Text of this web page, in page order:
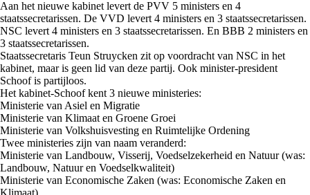
Aan het nieuwe kabinet levert de PVV 5 ministers en 4
staatssecretarissen. De VVD levert 4 ministers en 3 staatssecretarissen.
NSC levert 4 ministers en 3 staatssecretarissen. En BBB 2 ministers en
3 staatssecretarissen.
Staatssecretaris Teun Struycken zit op voordracht van NSC in het
kabinet, maar is geen lid van deze partij. Ook minister-president
Schoof is partijloos.
Het kabinet-Schoof kent 3 nieuwe ministeries:
Ministerie van Asiel en Migratie
Ministerie van Klimaat en Groene Groei
Ministerie van Volkshuisvesting en Ruimtelijke Ordening
Twee ministeries zijn van naam veranderd:
Ministerie van Landbouw, Visserij, Voedselzekerheid en Natuur (was:
Landbouw, Natuur en Voedselkwaliteit)
Ministerie van Economische Zaken (was: Economische Zaken en
Klimaat)